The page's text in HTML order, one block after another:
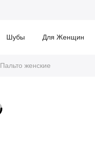
Шубы Для Женщин
Пальто женские